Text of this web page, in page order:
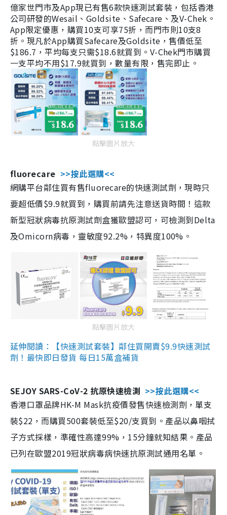
億家世門市及App現已有售6款快速測試套裝，包括香港
公司研發的Wesail、Goldsite、Safecare、及V-Chek。
App限定優惠，購買10支可享75折，而門市則10支8
折。現凡於App購買Safecare及Goldsite，售價低至
$186.7，平均每支只需$18.6就買到。V-Chek門市購買
一支平均不用$17.9就買到，數量有限，售完即止。
點擊圖片放大
fluorecare >>按此選購<<
網購平台鄰住買有售fluorecare的快速測試劑，現時只
要超低價$9.9就買到，購買前請先注意送貨時間！這款
新型冠狀病毒抗原測試劑盒獲歐盟認可，可檢測到Delta
及Omicorn病毒，靈敏度92.2%，特異度100%。
點擊圖片放大
延伸閱讀：【快速測試套裝】鄰住買開賣$9.9快速測試
劑！最快即日發貨 每日15萬盒補貨
SEJOY SARS-CoV-2 抗原快速檢測 >>按此選購<<
香港口罩品牌HK-M Mask抗疫價發售快速檢測劑，單支
裝$22，而購買500套裝低至$20/支買到。產品以鼻咽拭
子方式採樣，準確性高達99%，15分鐘就知結果。產品
已列在歐盟2019冠狀病毒病快速抗原測試通用名單。